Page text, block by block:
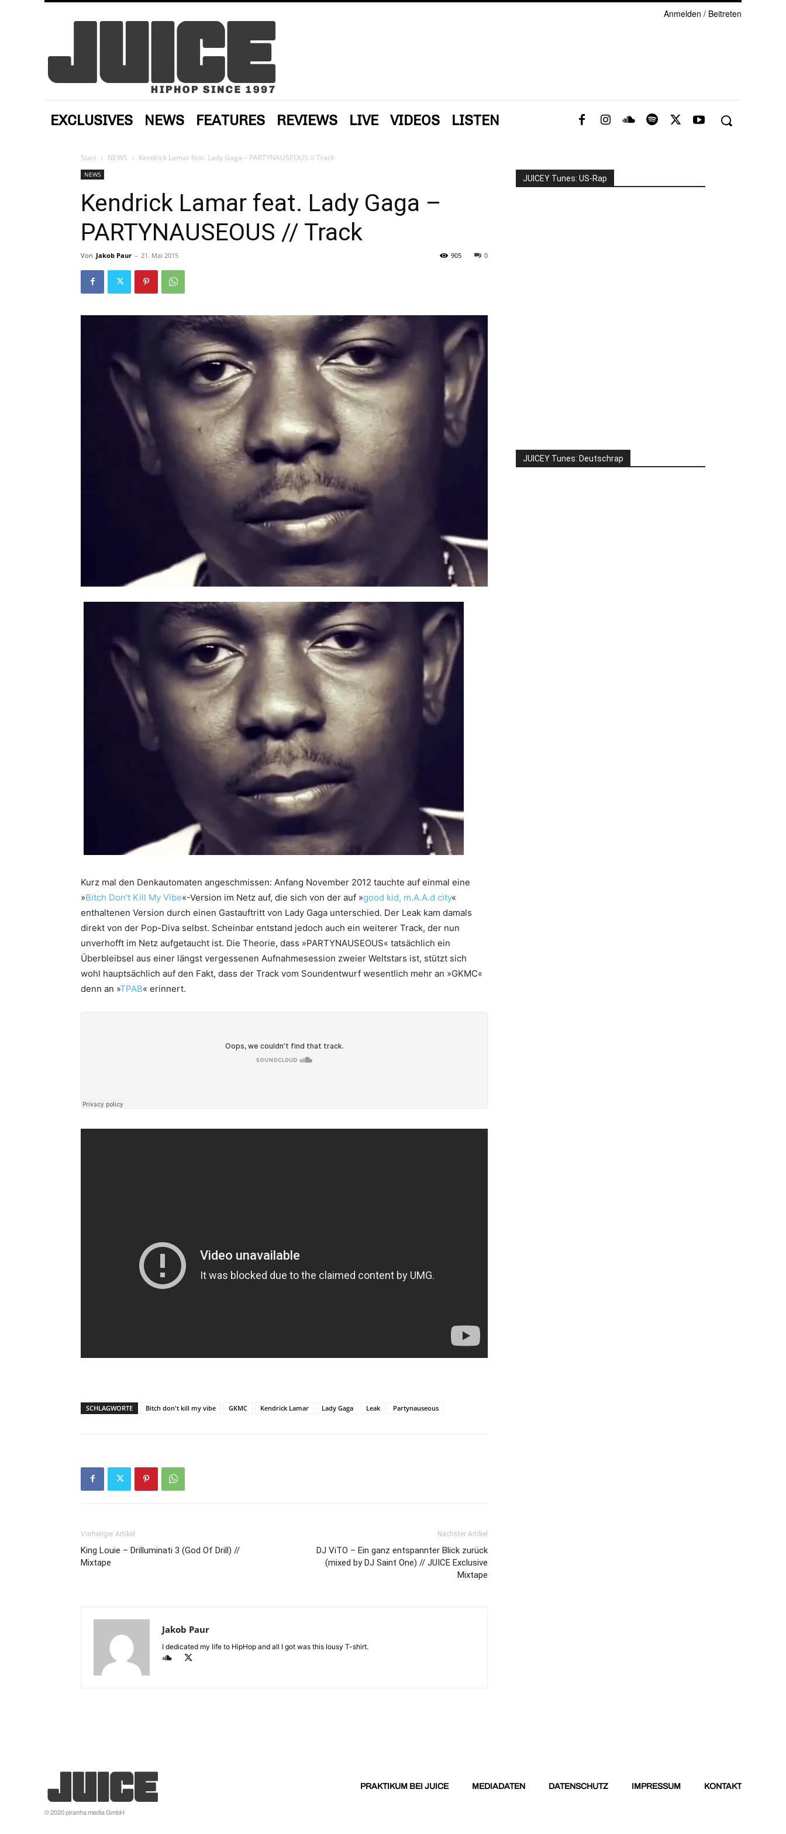
Anmelden / Beitreten
EXCLUSIVES NEWS FEATURES REVIEWS LIVE VIDEOS LISTEN
Start NEWS Kendrick Lamar feat. Lady Gaga – PARTYNAUSEOUS // Track
NEWS
Kendrick Lamar feat. Lady Gaga –
PARTYNAUSEOUS // Track
Von Jakob Paur - 21. Mai 2015 0
905
Kurz mal den Denkautomaten angeschmissen: Anfang November 2012 tauchte auf einmal eine
»Bitch Don’t Kill My Vibe«-Version im Netz auf, die sich von der auf »good kid, m.A.A.d city«
enthaltenen Version durch einen Gastauftritt von Lady Gaga unterschied. Der Leak kam damals
direkt von der Pop-Diva selbst. Scheinbar entstand jedoch auch ein weiterer Track, der nun
unverhofft im Netz aufgetaucht ist. Die Theorie, dass »PARTYNAUSEOUS« tatsächlich ein
Überbleibsel aus einer längst vergessenen Aufnahmesession zweier Weltstars ist, stützt sich
wohl hauptsächlich auf den Fakt, dass der Track vom Soundentwurf wesentlich mehr an »GKMC«
denn an »TPAB« erinnert.
SCHLAGWORTE Bitch don't kill my vibe GKMC Kendrick Lamar Lady Gaga Leak Partynauseous
Vorheriger Artikel
King Louie – Drilluminati 3 (God Of Drill) //
Mixtape
Nächster Artikel
DJ ViTO – Ein ganz entspannter Blick zurück
(mixed by DJ Saint One) // JUICE Exclusive
Mixtape
Jakob Paur
I dedicated my life to HipHop and all I got was this lousy T-shirt.
JUICEY Tunes: US-Rap
JUICEY Tunes: Deutschrap
PRAKTIKUM BEI JUICE MEDIADATEN DATENSCHUTZ IMPRESSUM KONTAKT
© 2020 piranha media GmbH